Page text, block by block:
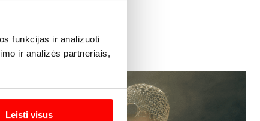
funkcijas ir analizuoti
ir analizės partneriais,
Leisti visus